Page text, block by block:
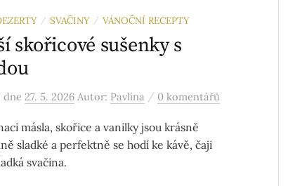
/ SVAČINY / VÁNOČNÍ RECEPTY
skořicové sušenky s
dne 27. 5. 2026 Autor: Pavlína / 0 komentářů
másla, skořice a vanilky jsou krásně
sladké a perfektně se hodí ke kávě, čaji
svačina.